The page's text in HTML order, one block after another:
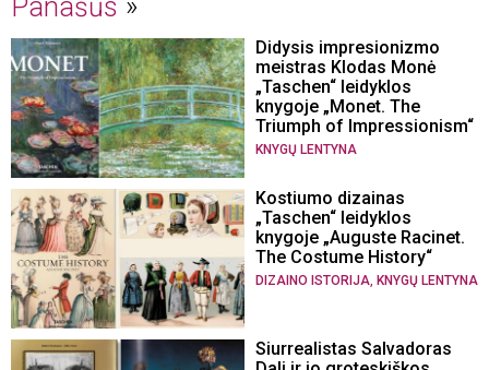
Panašūs
Didysis impresionizmo
meistras Klodas Monė
„Taschen“ leidyklos
knygoje „Monet. The
Triumph of Impressionism“
KNYGŲ LENTYNA
Kostiumo dizainas
„Taschen“ leidyklos
knygoje „Auguste Racinet.
The Costume History“
DIZAINO ISTORIJA KNYGŲ LENTYNA
Siurrealistas Salvadoras